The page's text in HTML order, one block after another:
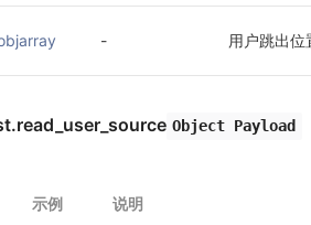
- 用户跳出位
.read_user_source Object Payload
示例 说明